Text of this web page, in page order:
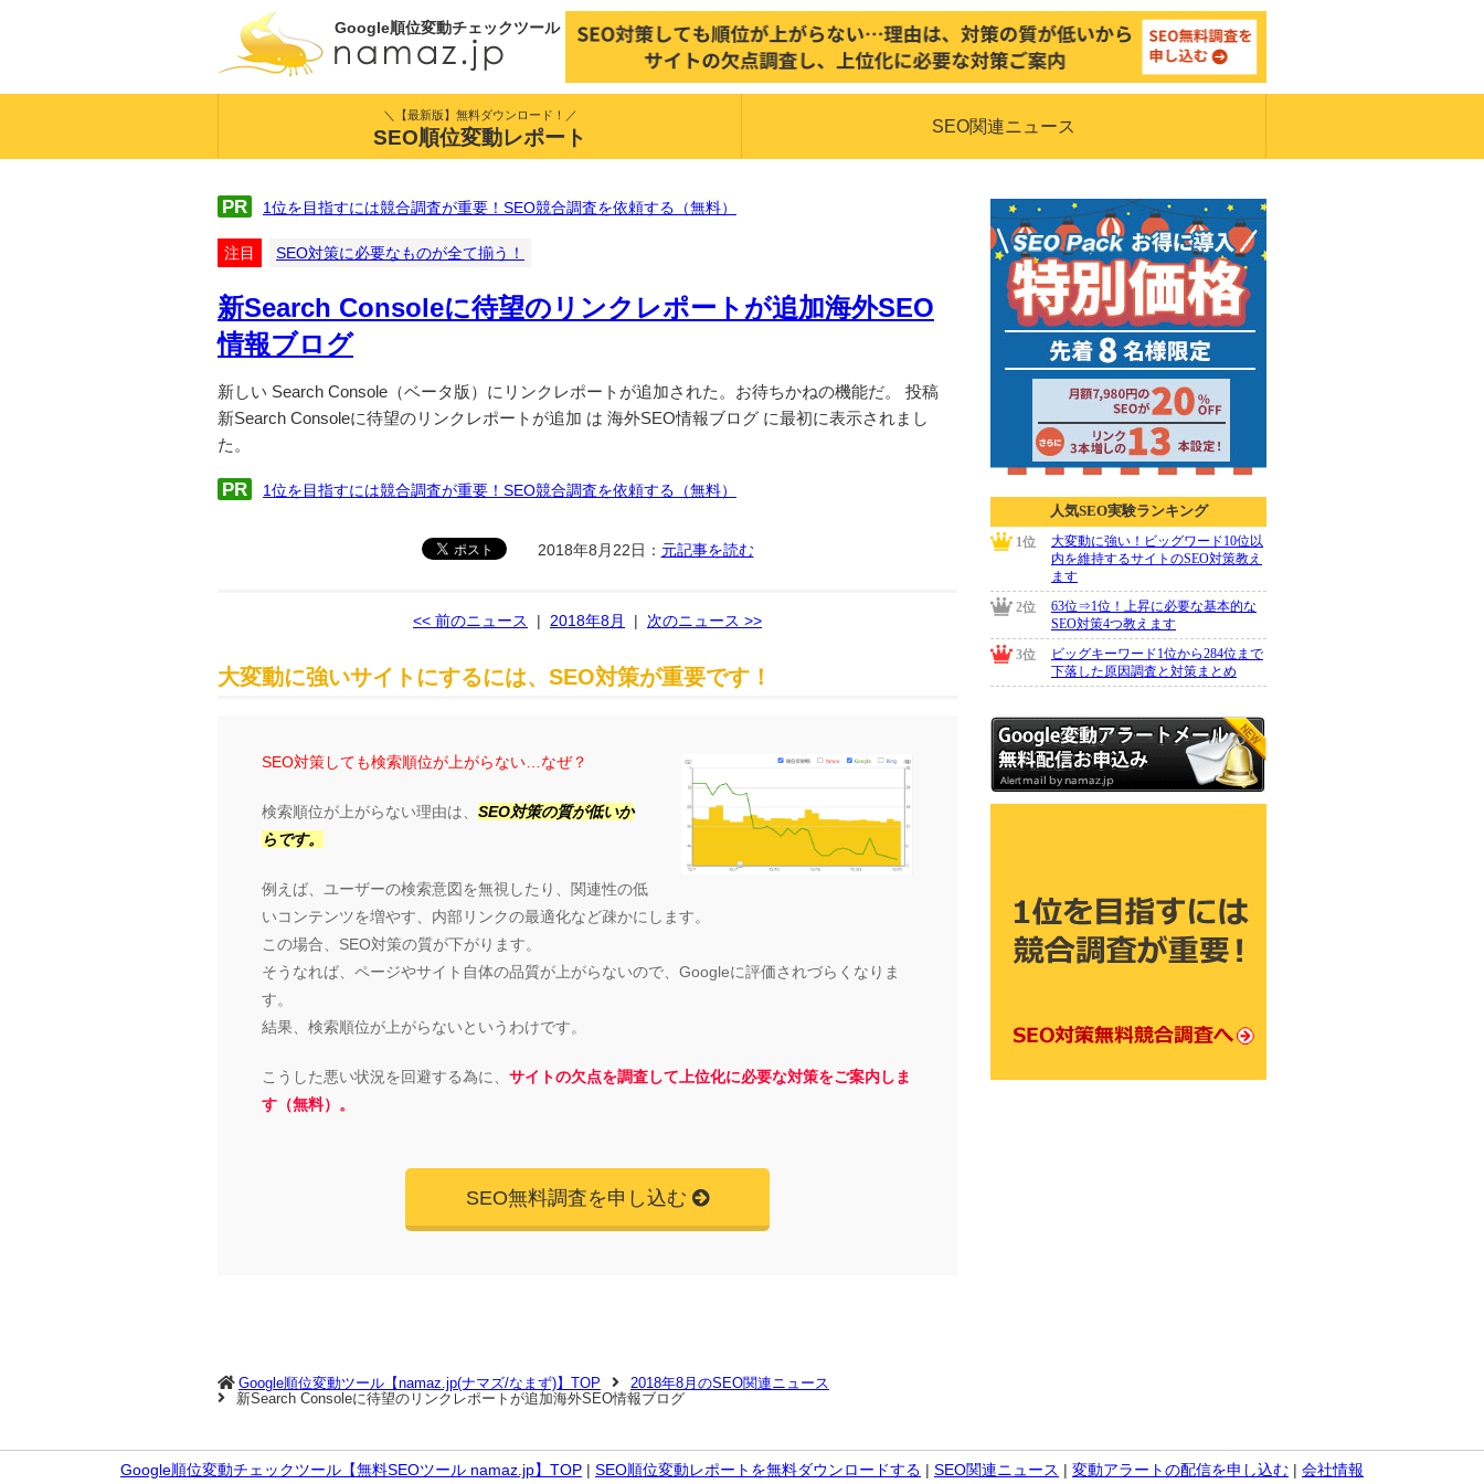
Google順位変動チェックツール
＼【最新版】無料ダウンロード！／
SEO順位変動レポート SEO関連ニュース
PR 1位を目指すには競合調査が重要！SEO競合調査を依頼する（無料）
注目 SEO対策に必要なものが全て揃う！
新Search Consoleに待望のリンクレポートが追加海外SEO
情報ブログ
新しい Search Console（ベータ版）にリンクレポートが追加された。お待ちかねの機能だ。 投稿
新Search Consoleに待望のリンクレポートが追加 は 海外SEO情報ブログ に最初に表示されまし
た。
PR 1位を目指すには競合調査が重要！SEO競合調査を依頼する（無料）
2018年8月22日： 元記事を読む
<< 前のニュース | 2018年8月 | 次のニュース >>
大変動に強いサイトにするには、SEO対策が重要です！
SEO対策しても検索順位が上がらない…なぜ？
検索順位が上がらない理由は、 SEO対策の質が低いか
らです。
例えば、ユーザーの検索意図を無視したり、関連性の低
いコンテンツを増やす、内部リンクの最適化など疎かにします。
この場合、SEO対策の質が下がります。
そうなれば、ページやサイト自体の品質が上がらないので、Googleに評価されづらくなりま
す。
結果、検索順位が上がらないというわけです。
こうした悪い状況を回避する為に、 サイトの欠点を調査して上位化に必要な対策をご案内しま
す（無料）。
SEO無料調査を申し込む
Google順位変動ツール【namaz.jp(ナマズ/なまず)】TOP
2018年8月のSEO関連ニュース
新Search Consoleに待望のリンクレポートが追加海外SEO情報ブログ
Google順位変動チェックツール【無料SEOツール namaz.jp】TOP | SEO順位変動レポートを無料ダウンロードする | SEO関連ニュース | 変動アラートの配信を申し込む | 会社情報